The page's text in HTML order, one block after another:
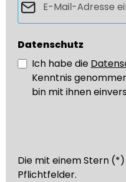
Datenschutz
Ich habe die
Kenntnis
bin mit ihnen
Die mit einem Stern
Pflichtfelder.